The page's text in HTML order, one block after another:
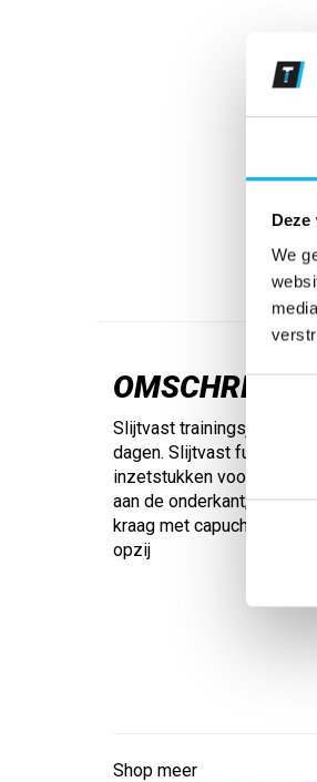
We
Slijtvast trainingsjack met
dagen. Slijtvast
inzetstukken voor
aan de onderkant;
kraag met capuchon en
opzij
Shop meer